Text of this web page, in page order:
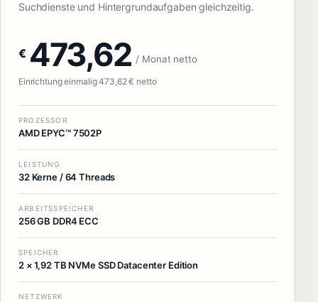
Suchdienste und Hintergrundaufgaben gleichzeitig.
€ 473,62 / Monat netto
Einrichtung einmalig 473,62 € netto
PROZESSOR
AMD EPYC™ 7502P
LEISTUNG
32 Kerne / 64 Threads
ARBEITSSPEICHER
256 GB DDR4 ECC
SPEICHER
2 × 1,92 TB NVMe SSD Datacenter Edition
NETZWERK